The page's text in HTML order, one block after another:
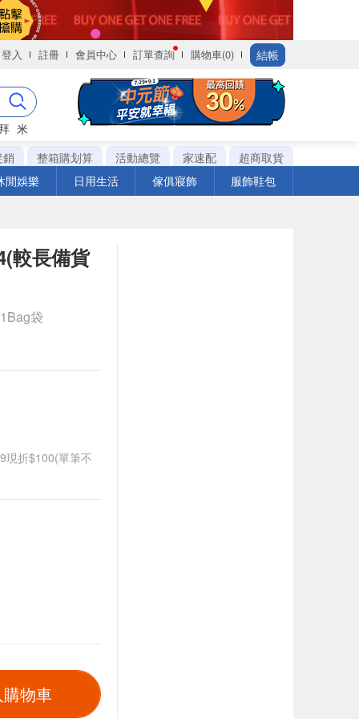
登入 註冊 會員中心 訂單查詢 購物車(0) 結帳
米
銷
整箱購划算 活動總覽 家速配
超商取貨
閒娛樂
日用生活 傢俱寢飾 服飾鞋包
較長備貨
袋
現折$100(單筆不
物車